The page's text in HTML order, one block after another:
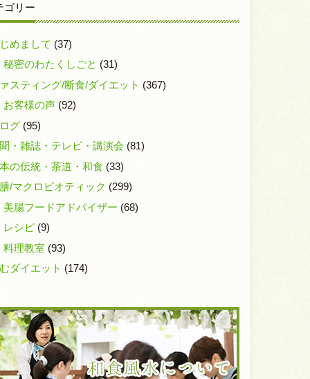
ゴリー
めまして (37)
秘密のわたくしごと (31)
スティング/断食/ダイエット (367)
お客様の声(92)
グ(95)
・雑誌・テレビ・講演会 (81)
の伝統・茶道・和食 (33)
/マクロビオティック (299)
美腸フードアドバイザー (68)
レシピ(9)
料理教室 (93)
ダイエット (174)